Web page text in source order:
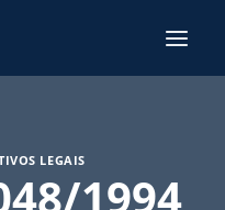
LEGAIS
1994